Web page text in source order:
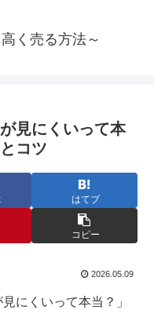
く売る方法～
見にくいって本
コツ
はてブ
コピー
2026.05.09
にくいって本当？」